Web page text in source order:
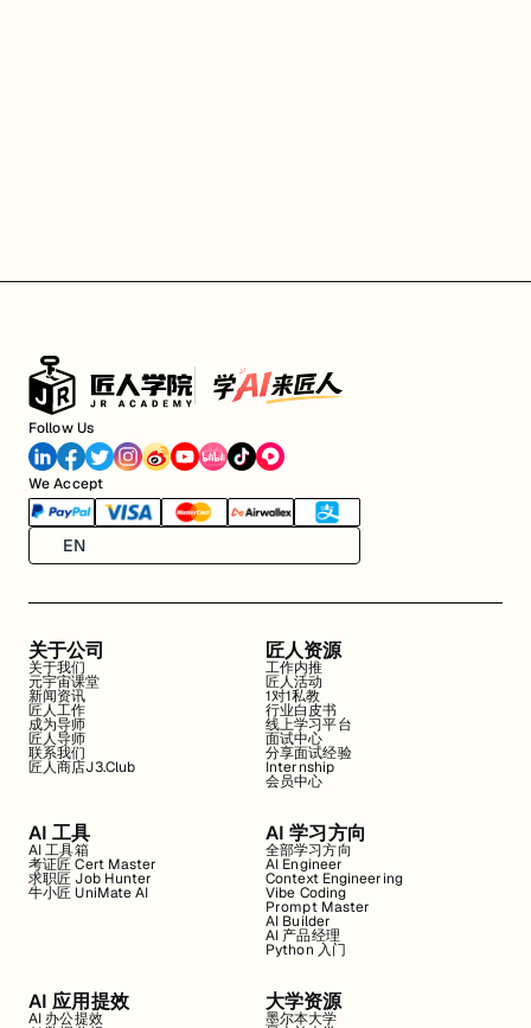
Follow Us
We Accept
EN
关于公司
关于我们
元宇宙课堂
新闻资讯
匠人工作
成为导师
匠人导师
联系我们
匠人商店J3.Club
匠人资源
工作内推
匠人活动
1对1私教
行业白皮书
线上学习平台
面试中心
分享面试经验
Internship
会员中心
AI 工具
AI 工具箱
考证匠 Cert Master
求职匠 Job Hunter
牛小匠 UniMate AI
AI 学习方向
全部学习方向
AI Engineer
Context Engineering
Vibe Coding
Prompt Master
AI Builder
AI 产品经理
Python 入门
AI 应用提效
AI 办公提效
大学资源
墨尔本大学